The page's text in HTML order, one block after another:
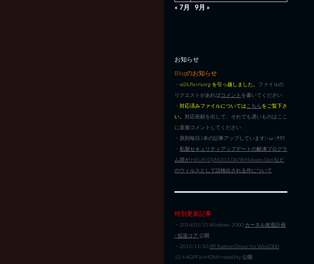
« 7月
9月 »
お知らせ
Blogのお知らせ
・ w2k.flxsrv.org を引っ越しました。 ファイルの
リクエストがあればコメント を書いてください
・ 対応済みファイルについては こちらをご覧下さ
い。 対応依頼を出して、それでも遅いものはここ
に直接コメントしてください
・原則毎日1本の記事アップしています|･ω･)ﾁﾗﾘ
・ 私製セキュリティアップデートの解凍プログラ
ム群が HEUR/QVM20.1.0A7B.Malware.Gen など
のウィルスとして誤検出される件について
特別更新記事
・2014/01/15 Windows 2000 カーネル改造計画
/ 拡張コア 公開
・2013/11/10ATI Radeon Driver for Win2000
13.4 AGPFix+HDMI+mobility 公開